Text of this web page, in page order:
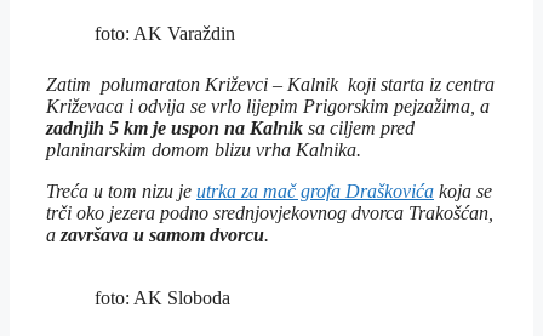
foto: AK Varaždin
Zatim polumaraton Križevci – Kalnikkoji starta iz centra
Križevaca i odvija se vrlo lijepim Prigorskim pejzažima, a
zadnjih 5 km je uspon na Kalnik sa ciljem pred
planinarskim domom blizu vrha Kalnika.
Treća u tom nizu je utrka za mač grofa Draškovića koja se
trči oko jezera podno srednjovjekovnog dvorca Trakošćan,
a završava u samom dvorcu.
foto: AK Sloboda